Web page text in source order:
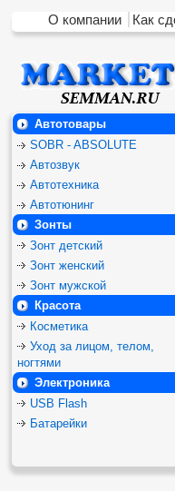
О компании Как
Автотовары
SOBR - ABSOLUTE
Автозвук
Автотехника
Автотюнинг
Зонты
Зонт детский
Зонт женский
Зонт мужской
Красота
Косметика
Уход за лицом, телом,
ногтями
Электроника
USB Flash
Батарейки